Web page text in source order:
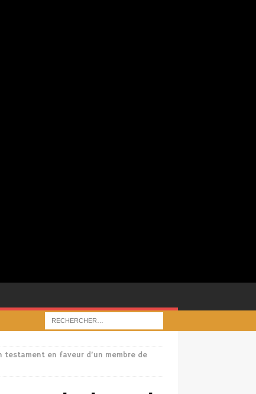
testament en faveur d’un membre de